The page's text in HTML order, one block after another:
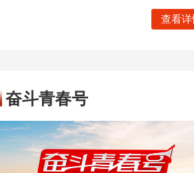
查看详
奋斗青春号